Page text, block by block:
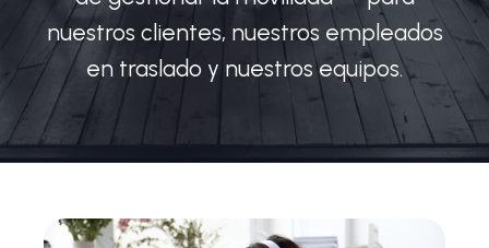
nuestros clientes, nuestros empleados
en traslado y nuestros equipos.